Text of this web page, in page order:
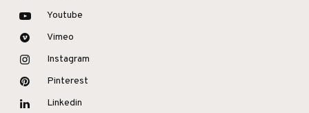
Youtube
Vimeo
Instagram
Pinterest
Linkedin